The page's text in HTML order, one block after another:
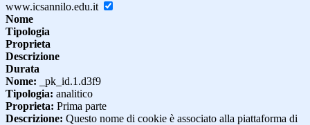
www.icsannilo.edu.it
Nome
Tipologia
Proprieta
Descrizione
Durata
Nome: _pk_id.1.d3f9
Tipologia: analitico
Proprieta: Prima parte
Descrizione: Questo nome di cookie è associato alla piattaforma di